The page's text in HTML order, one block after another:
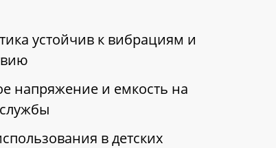
устойчив к вибрациям и
напряжение и емкость на
в детских